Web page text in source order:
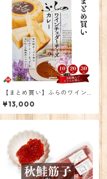
【まとめ買い】ふらのワイン
チェダーチーズカレー20個
¥13,000